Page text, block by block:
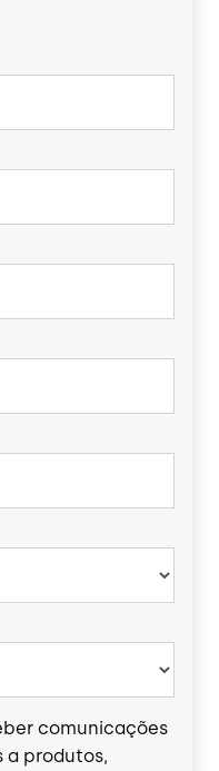
comunicações
a produtos,